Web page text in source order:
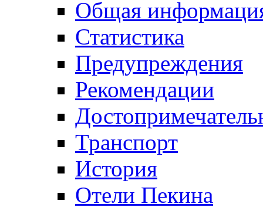
Общая
Статистика
Предупреждения
Рекомендации
Транспорт
История
Отели Пекина